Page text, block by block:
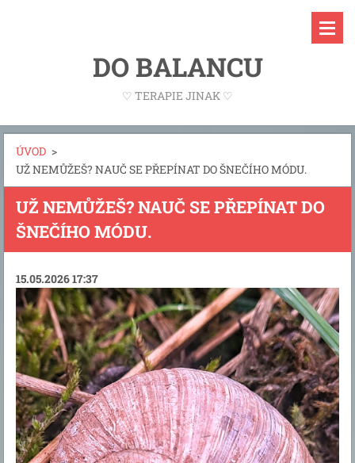
DO BALANCU
♡ TERAPIE JINAK ♡
ÚVOD >
UŽ NEMŮŽEŠ? NAUČ SE PŘEPÍNAT DO ŠNEČÍHO MÓDU.
UŽ NEMŮŽEŠ? NAUČ SE PŘEPÍNAT DO
ŠNEČÍHO MÓDU.
15.05.2026 17:37